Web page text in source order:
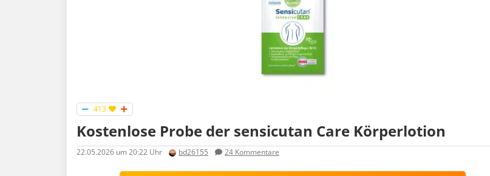
413
Kostenlose Probe der sensicutan Care Körperlotion
22.05.2026 um 20:22 Uhr bd26155 24 Kommentare